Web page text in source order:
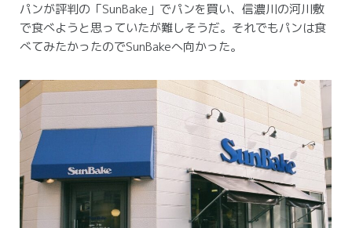
パンが評判の「SunBake」でパンを買い、信濃川の河川敷
で食べようと思っていたが難しそうだ。 それでもパンは食
べてみたかったのでSunBakeへ向かった。